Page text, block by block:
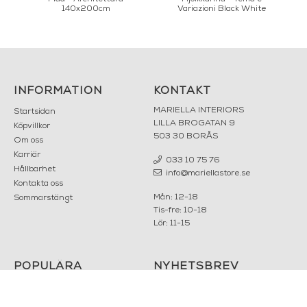
140x200cm
Variazioni Black White
INFORMATION
Startsidan
Köpvillkor
Om oss
Karriär
Hållbarhet
Kontakta oss
Sommarstängt
KONTAKT
MARIELLA INTERIORS
LILLA BROGATAN 9
503 30 BORÅS
033 10 75 76
info@mariellastore.se
Mån: 12-18
Tis-fre: 10-18
Lör: 11-15
POPULÄRA
NYHETSBREV